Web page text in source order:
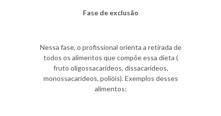
Fase de exclusão
Nessa fase, o profissional orienta a retirada de
todos os alimentos que compõe essa dieta (
fruto oligossacarídeos, dissacarídeos,
monossacarídeos, polióis). Exemplos desses
alimentos: